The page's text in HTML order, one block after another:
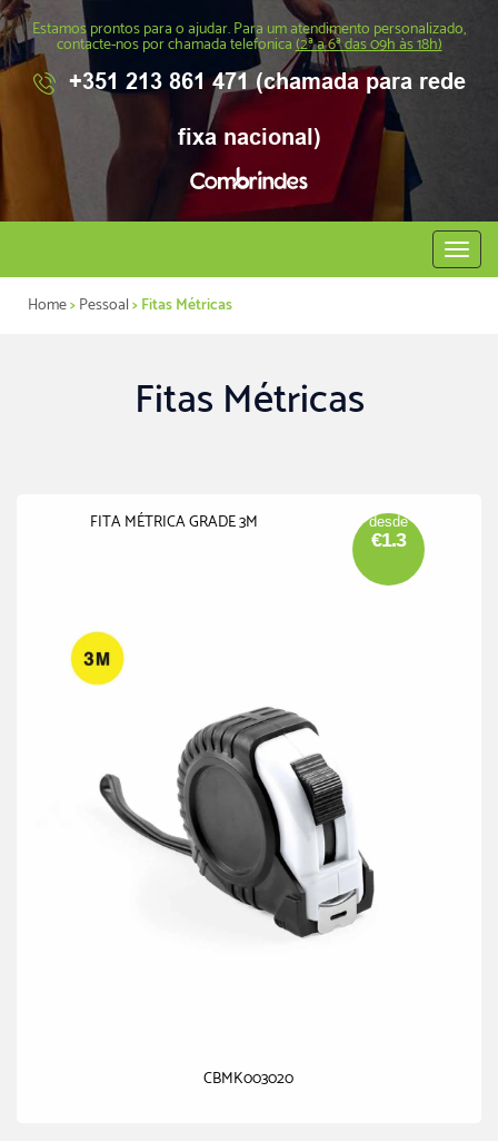
Estamos prontos para o ajudar. Para um atendimento personalizado,
contacte-nos por chamada telefonica(2ª a 6ª das 09h às 18h)
+351 213 861 471 (chamada para rede
fixa nacional)
Abrir
menu
Home>Pessoal> Fitas Métricas
Fitas Métricas
FITA MÉTRICA GRADE 3M desde
€1.3
CBMK003020